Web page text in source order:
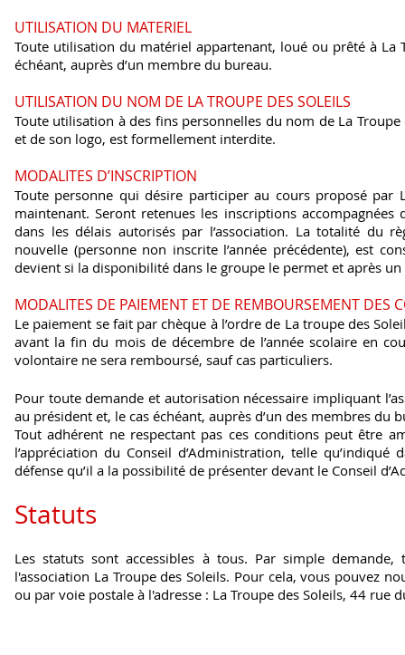
UTILISATION DU MATERIEL
Toute utilisation du matériel appartenant, loué ou prêté à La
échéant, auprès d’un membre du bureau.
UTILISATION DU NOM DE LA TROUPE DES SOLEILS
Toute utilisation à des fins personnelles du nom de La
et de son logo, est formellement interdite.
MODALITES D’INSCRIPTION
Toute personne qui désire participer au cours proposé par
maintenant. Seront retenues les inscriptions
dans les délais autorisés par l’association. La totalité du
nouvelle (personne non inscrite l’année précédente), est
devient si la disponibilité dans le groupe le permet et après
MODALITES DE PAIEMENT ET DE REMBOURSEMENT DES
Le paiement se fait par chèque à l’ordre de La troupe des
avant la fin du mois de décembre de l’année scolaire en
volontaire ne sera remboursé, sauf cas particuliers.
Pour toute demande et autorisation nécessaire impliquant
au président et, le cas échéant, auprès d’un des membres du
Tout adhérent ne respectant pas ces conditions peut être
l’appréciation du Conseil d’Administration, telle
défense qu’il a la possibilité de présenter devant le Conseil
Statuts
Les statuts sont accessibles à tous. Par simple
l'association La Troupe des Soleils. Pour cela, vous pouvez
ou par voie postale à l'adresse : La Troupe des Soleils, 44 rue